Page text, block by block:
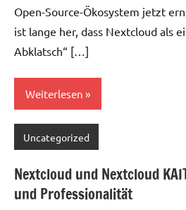
Open-Source-Ökosystem jetzt
ist lange her, dass Nextcloud als
Abklatsch“ […]
Weiterlesen
Uncategorized
Nextcloud und Nextcloud
und Professionalität